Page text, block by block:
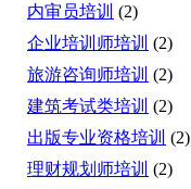
内审员培训 (2)
企业培训师培训 (2)
旅游咨询师培训 (2)
建筑考试类培训 (2)
出版专业资格培训 (2)
理财规划师培训 (2)